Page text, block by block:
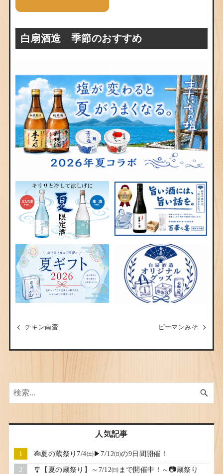
白扇酒造 季節のおすすめ
チキン南蛮 ピーマンみそ
人気記事
🎋夏の蔵祭り7/4㈯▶7/12㈰の9日間開催！
🎐【夏の蔵祭り】～7/12㈰まで開催中！～📷蔵祭り